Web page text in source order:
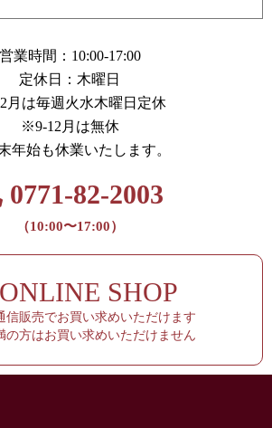
営業時間：10:00-17:00
定休日：木曜日
月は毎週火水木曜日定休
※9-12月は無休
年始も休業いたします。
0771-82-2003
（10:00〜17:00）
ONLINE SHOP
信販売でお買い求めいただけます
の方はお買い求めいただけません